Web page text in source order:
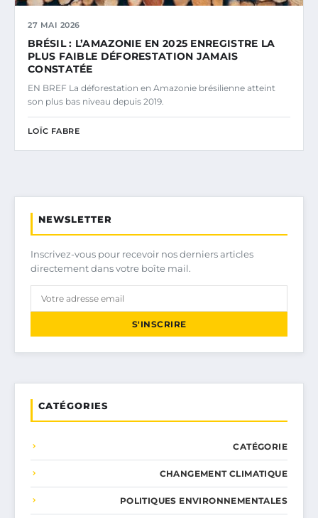
27 MAI 2026
BRÉSIL : L’AMAZONIE EN 2025 ENREGISTRE LA
PLUS FAIBLE DÉFORESTATION JAMAIS
CONSTATÉE
EN BREF La déforestation en Amazonie brésilienne atteint
son plus bas niveau depuis 2019.
LOÏC FABRE
NEWSLETTER
Inscrivez-vous pour recevoir nos derniers articles
directement dans votre boîte mail.
S'INSCRIRE
CATÉGORIES
CATÉGORIE
CHANGEMENT CLIMATIQUE
POLITIQUES ENVIRONNEMENTALES